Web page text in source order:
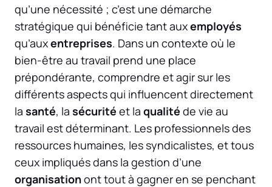
qu’une nécessité ; c’est une démarche
stratégique qui bénéficie tant auxemployés
qu’auxentreprises. Dans un contexte où le
bien-être au travail prend une place
prépondérante, comprendre et agir sur les
différents aspects qui influencent directement
la santé, la sécurité et la qualité de vie au
travail est déterminant. Les professionnels des
ressources humaines, les syndicalistes, et tous
ceux impliqués dans la gestion d’une
organisationont tout à gagner en se penchant